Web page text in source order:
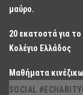
μαύρο.
20 εκατοστά για
Κολέγιο Ελλάδος
Μαθήματα
SOCIAL